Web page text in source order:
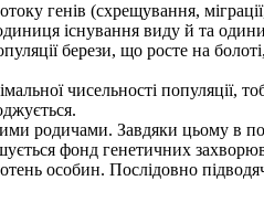
генів (схрещування,
існування виду й та
берези, що росте на
чисельності популяції,
родичами. Завдяки цьому в
фонд генетичних
особин. Послідовно